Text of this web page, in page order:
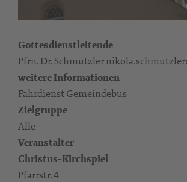
Gottesdienstleitende
Pfrn. Dr. Schmutzler
weitere Informationen
Fahrdienst Gemeindebus
Zielgruppe
Alle
Veranstalter
Christus-Kirchspiel
Pfarrstr. 4